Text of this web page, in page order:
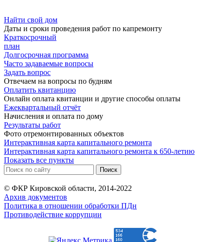
Найти свой дом
Даты и сроки проведения работ по капремонту
Краткосрочный
план
Долгосрочная программа
Часто задаваемые вопросы
Задать вопрос
Отвечаем на вопросы по будням
Оплатить квитанцию
Онлайн оплата квитанции и другие способы оплаты
Ежеквартальный отчёт
Начисления и оплата по дому
Результаты работ
Фото отремонтированных объектов
Интерактивная карта капитального ремонта
Интерактивная карта капитального ремонта к 650-летию
Показать все пункты
© ФКР Кировской области, 2014-2022
Архив документов
Политика в отношении обработки ПДн
Противодействие коррупции